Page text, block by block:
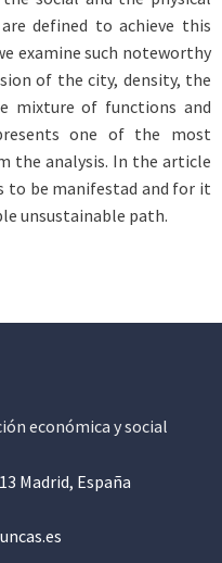
defined to achieve this
examine such noteworthy
of the city, density, the
mixture of functions and
one of the most
the analysis. In the article
to be manifestad and for it
unsustainable path.
económica y social
Madrid, España